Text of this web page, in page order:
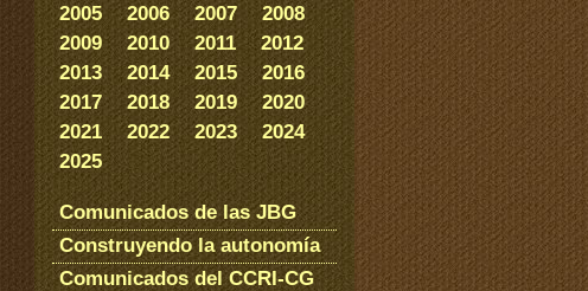
2005
2006 2007
2008
2009
2010 2011
2012
2013
2014 2015
2016
2017
2018 2019
2020
2021
2022 2023
2024
2025
Comunicados de las JBG
Construyendo la autonomía
Comunicados del CCRI-CG